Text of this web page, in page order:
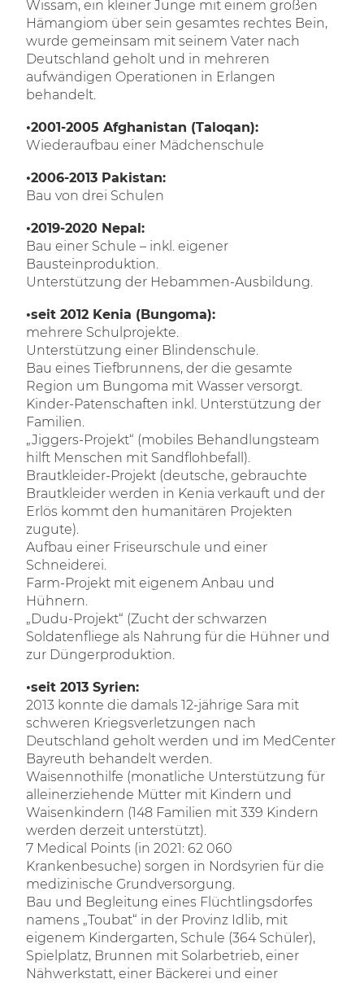
Wissam, ein kleiner Junge mit einem großen
Hämangiom über sein gesamtes rechtes Bein,
wurde gemeinsam mit seinem Vater nach
Deutschland geholt und in mehreren
aufwändigen Operationen in Erlangen
behandelt.
•2001-2005 Afghanistan (Taloqan):
Wiederaufbau einer Mädchenschule
•2006-2013 Pakistan:
Bau von drei Schulen
•2019-2020 Nepal:
Bau einer Schule – inkl. eigener
Bausteinproduktion.
Unterstützung der Hebammen-Ausbildung.
•seit 2012 Kenia (Bungoma):
mehrere Schulprojekte.
Unterstützung einer Blindenschule.
Bau eines Tiefbrunnens, der die gesamte
Region um Bungoma mit Wasser versorgt.
Kinder-Patenschaften inkl. Unterstützung der
Familien.
„Jiggers-Projekt“ (mobiles Behandlungsteam
hilft Menschen mit Sandflohbefall).
Brautkleider-Projekt (deutsche, gebrauchte
Brautkleider werden in Kenia verkauft und der
Erlös kommt den humanitären Projekten
zugute).
Aufbau einer Friseurschule und einer
Schneiderei.
Farm-Projekt mit eigenem Anbau und
Hühnern.
„Dudu-Projekt“ (Zucht der schwarzen
Soldatenfliege als Nahrung für die Hühner und
zur Düngerproduktion.
•seit 2013 Syrien:
​​​​​​​2013 konnte die damals 12-jährige Sara mit
schweren Kriegsverletzungen nach
Deutschland geholt werden und im MedCenter
Bayreuth behandelt werden.
Waisennothilfe (monatliche Unterstützung für
alleinerziehende Mütter mit Kindern und
Waisenkindern (148 Familien mit 339 Kindern
werden derzeit unterstützt).
7 Medical Points (in 2021: 62 060
Krankenbesuche) sorgen in Nordsyrien für die
medizinische Grundversorgung.
Bau und Begleitung eines Flüchtlingsdorfes
namens „Toubat“ in der Provinz Idlib, mit
eigenem Kindergarten, Schule (364 Schüler),
Spielplatz, Brunnen mit Solarbetrieb, einer
Nähwerkstatt, einer Bäckerei und einer